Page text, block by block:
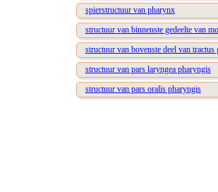
spierstructuur van pharynx
structuur van binnenste gedeelte van
structuur van bovenste deel van tractus
structuur van pars laryngea pharyngis
structuur van pars oralis pharyngis